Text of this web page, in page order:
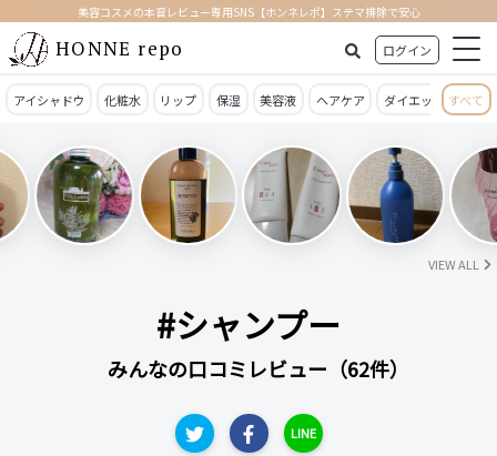
美容コスメの本音レビュー専用SNS【ホンネレポ】ステマ排除で安心
HONNE repo ログイン
アイシャドウ 化粧水 リップ 保湿 美容液 ヘアケア ダイエット 日焼
すべて
VIEW ALL
#シャンプー
みんなの口コミレビュー（62件）
LINE